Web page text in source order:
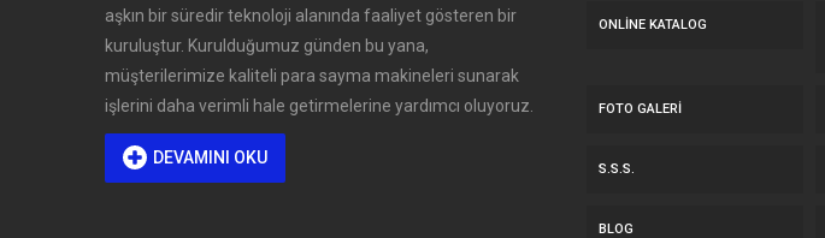
aşkın bir süredir teknoloji alanında faaliyet gösteren bir
kuruluştur. Kurulduğumuz günden bu yana,
müşterilerimize kaliteli para sayma makineleri sunarak
işlerini daha verimli hale getirmelerine yardımcı oluyoruz.
DEVAMINI OKU
ONLINE KATALOG
FOTO GALERI
S.S.S.
BLOG